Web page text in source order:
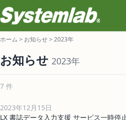
ホーム > お知らせ> 2023年
お知らせ 2023年
7 件
2023年12月15日
LX 書誌データ入力支援 サービス一時停